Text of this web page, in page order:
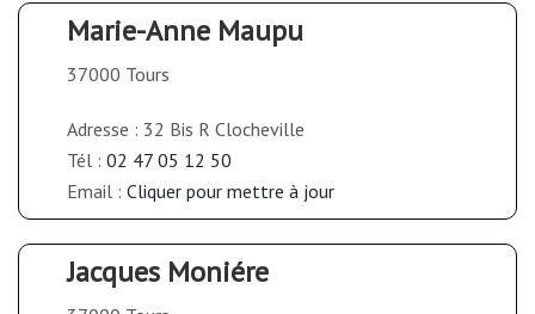
Marie-Anne Maupu
37000 Tours
Adresse : 32 Bis R Clocheville
Tél : 02 47 05 12 50
Email : Cliquer pour mettre à jour
Jacques Moniére